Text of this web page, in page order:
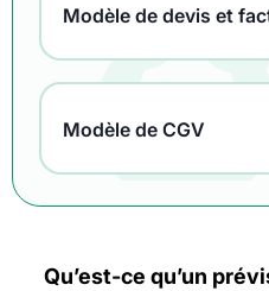
Modèle de devis et
Modèle de CGV
Qu’est-ce qu’un